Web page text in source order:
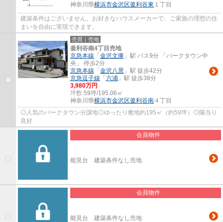
神奈川県横浜市金沢区釜利谷東 １丁目
建築条件はございません。お好きなハウスメーカーで、ご家族の理想の住
まいを自由に実現できます。
売買｜売地
釜利谷南4丁目売地
京急本線 「 金沢文庫 」駅 バス9分 「パークタウン中
央」 停歩2分
京急本線 「 金沢八景 」駅 徒歩42分
京急逗子線 「 六浦 」駅 徒歩38分
3,980万円
坪数:59坪/195.06㎡
神奈川県横浜市金沢区釜利谷南 ４丁目
◎人気のパークタウン分譲地◎ゆったり敷地約195㎡（約59坪）◎陽当り
良好
会員物件
能見台 建築条件なし売地
会員物件
能見台 建築条件なし売地